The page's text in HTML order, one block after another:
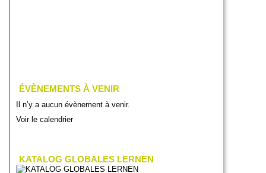
ÉVÈNEMENTS À VENIR
Il n’y a aucun évènement à venir.
Voir le calendrier
KATALOG GLOBALES LERNEN